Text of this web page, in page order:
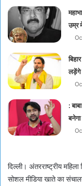
उम्र
लड़ेंगे
:
दिल्ली। अंतरराष्ट्रीय
सोशल मीडिया खाते का